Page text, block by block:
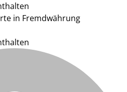
in Fremdwährung